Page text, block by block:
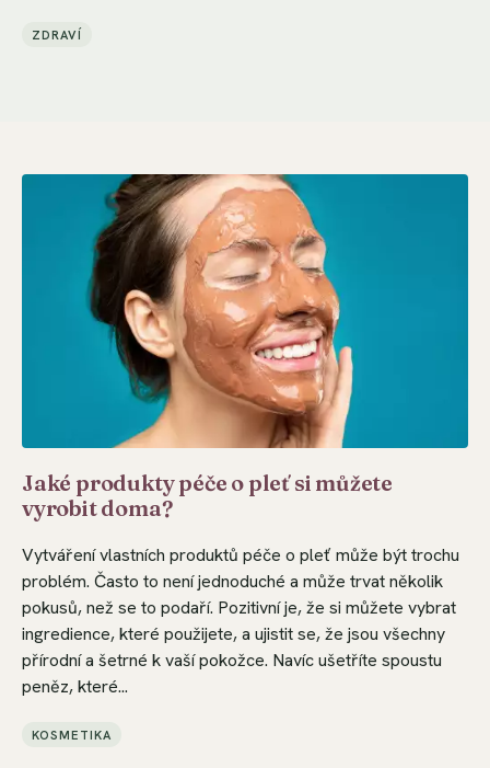
ZDRAVÍ
Jaké produkty péče o pleť si můžete
vyrobit doma?
Vytváření vlastních produktů péče o pleť může být trochu
problém. Často to není jednoduché a může trvat několik
pokusů, než se to podaří. Pozitivní je, že si můžete vybrat
ingredience, které použijete, a ujistit se, že jsou všechny
přírodní a šetrné k vaší pokožce. Navíc ušetříte spoustu
peněz, které...
KOSMETIKA